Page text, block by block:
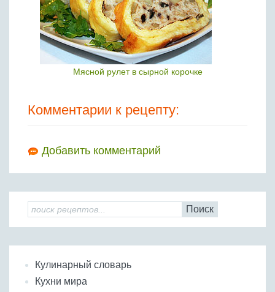
Мясной рулет в сырной корочке
Комментарии к рецепту:
Добавить комментарий
Поиск
Кулинарный словарь
Кухни мира